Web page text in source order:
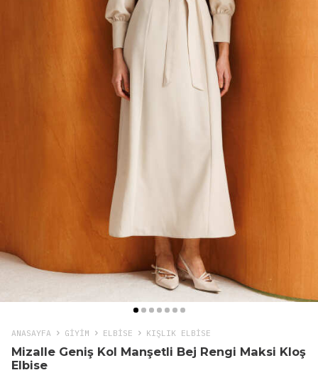
ANASAYFA GIYIM ELBISE KIŞLIK ELBISE
Mizalle Geniş Kol Manşetli Bej Rengi Maksi Kloş
Elbise